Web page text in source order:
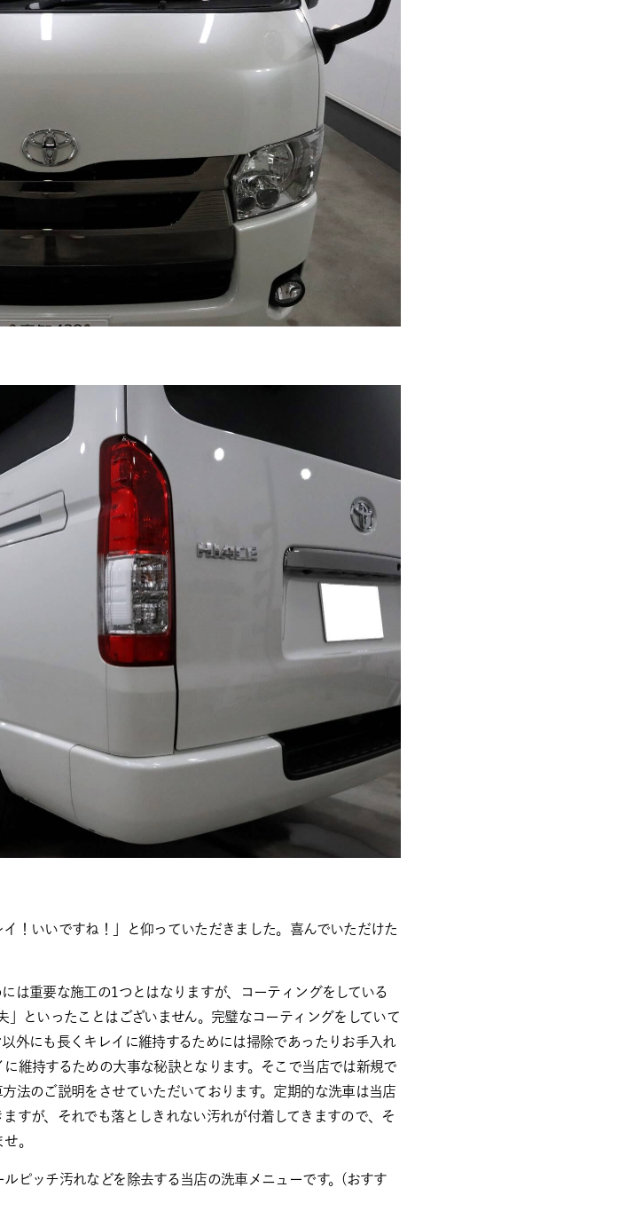
！いいですね！」と仰っていただきました。喜んでいただけた
は重要な施工の1つとはなりますが、コーティングをしている
といったことはございません。完璧なコーティングをしていて
外にも長くキレイに維持するためには掃除であったりお手入れ
維持するための大事な秘訣となります。そこで当店では新規で
法のご説明をさせていただいております。定期的な洗車は当店
すが、それでも落としきれない汚れが付着してきますので、そ
。
ピッチ汚れなどを除去する当店の洗車メニューです。(おすす